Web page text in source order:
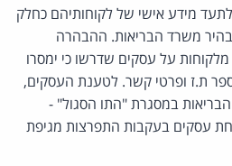
מידע אישי של לקוחותיהם כחלק
משרד הבריאות. ההבהרה
על עסקים שדרשו כי ימסרו
ת.ז ופרטי קשר. לטענת העסקים,
במסגרת "התו הסגול" -
עסקים בעקבות התפרצות מגיפת